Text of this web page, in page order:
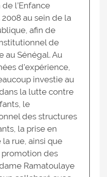
l’Enfance
au sein de la
afin de
de
au Sénégal. Au
d’expérience,
investie au
la lutte contre
le
des structures
la prise en
rue, ainsi que
des
Ramatoulaye